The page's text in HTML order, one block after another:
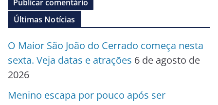
Últimas Notícias
O Maior São João do Cerrado começa nesta
sexta. Veja datas e atrações 6 de agosto de
2026
Menino escapa por pouco após ser